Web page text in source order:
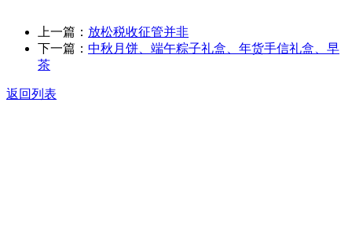
上一篇： 放松税收征管并非
下一篇： 中秋月饼、端午粽子礼盒、年货手信礼盒、早
茶
返回列表